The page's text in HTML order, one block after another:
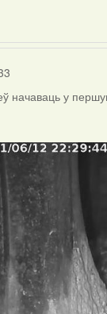
начаваць у